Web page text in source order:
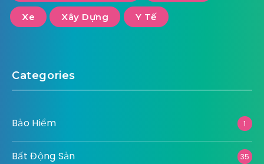
Xe Xây Dựng Y Tế
Categories
Bảo Hiểm 1
Bất Động Sản 35